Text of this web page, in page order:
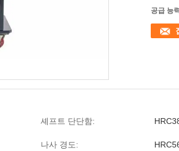
공급 능
셰프트 단단함:
나사 경도: